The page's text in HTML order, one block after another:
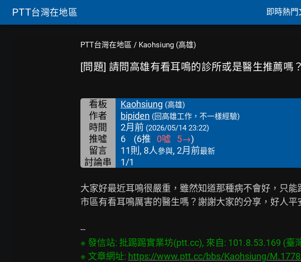
PTT台灣在地區 即時熱門
PTT台灣在地區 / Kaohsiung (高雄)
[問題] 請問高雄有看耳鳴的診所或是醫生推薦嗎？
看板 Kaohsiung (高雄)
作者 bipiden (回高雄工作，不一樣經驗)
時間 2月前 (2026/05/14 23:22)
推噓 6 (6推 0噓 5→)
留言
11則, 8人參與, 2月前最新
討論串 1/1
大家好最近耳鳴很嚴重，雖然知道那種病不會好，只
市區有看耳鳴厲害的醫生嗎？謝謝大家的分享，好人平
※ 發信站: 批踢踢實業坊(ptt.cc), 來自: 101.8.53.169 (臺
※ 文章網址: https://www.ptt.cc/bbs/Kaohsiung/